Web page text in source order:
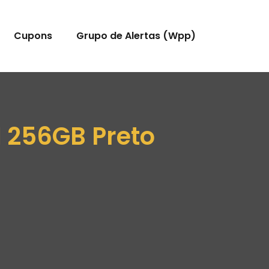
Cupons Grupo de Alertas (Wpp)
Preto